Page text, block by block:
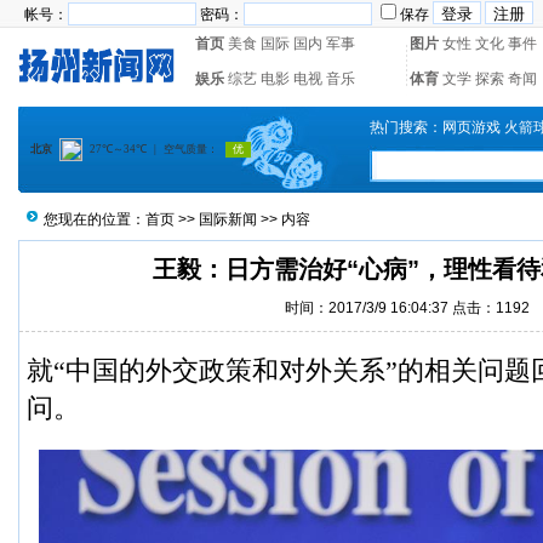
帐号： 密码：
保存
首页 美食 国际 国内 军事 图片 女性 文化 事件
娱乐 综艺 电影 电视 音乐 体育 文学 探索 奇闻
热门搜索： 网页游戏 火箭
您现在的位置： 首页 >> 国际新闻 >> 内容
王毅：日方需治好“心病”，理性看
时间：2017/3/9 16:04:37 点击： 1192
就“中国的外交政策和对外关系”的相关问题
问。